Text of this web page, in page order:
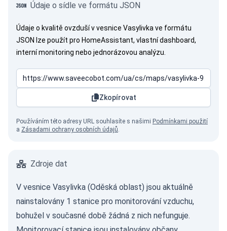
Údaje o sídle ve formátu JSON
Údaje o kvalitě ovzduší v vesnice Vasylivka ve formátu
JSON lze použít pro HomeAssistant, vlastní dashboard,
interní monitoring nebo jednorázovou analýzu.
Zkopírovat
Používáním této adresy URL souhlasíte s našimi Podmínkami použití
a Zásadami ochrany osobních údajů.
Zdroje dat
V vesnice Vasylivka (Oděská oblast) jsou aktuálně
nainstalovány 1 stanice pro monitorování vzduchu,
bohužel v současné době žádná z nich nefunguje.